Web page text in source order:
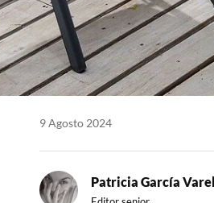
9 Agosto 2024
Patricia García